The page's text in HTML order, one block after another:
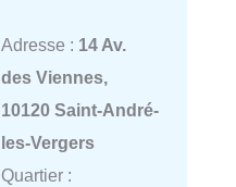
Adresse : 14 Av.
des Viennes,
10120 Saint-André-
les-Vergers
Quartier :